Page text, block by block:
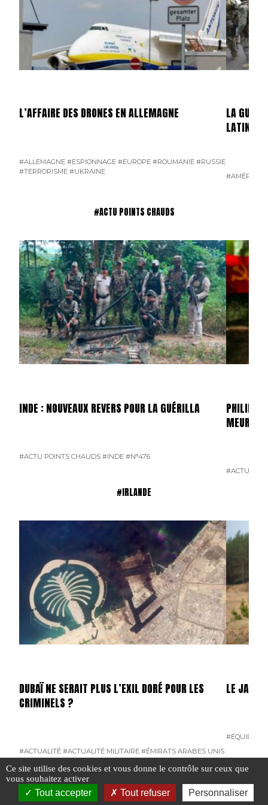
L’AFFAIRE DES DRONES EN ALLEMAGNE
#ALLEMAGNE #ESPIONNAGE #EUROPE #ROUMANIE #RUSSIE
#TERRORISME #UKRAINE
LA
LATINE
#ACTU POINTS CHAUDS
INDE : NOUVEAUX REVERS POUR LA GUÉRILLA
#ACTU POINTS CHAUDS #INDE #N°476
#ACTU
#IRLANDE
DUBAÏ NE SERAIT PLUS L’EXIL DORÉ POUR LES
CRIMINELS ?
#ACTUALITÉ #ACTUALITÉ MILITAIRE #ÉMIRATS ARABES UNIS
LE
#N°461
Ce site utilise des cookies et vous donne le contrôle sur ceux que
vous souhaitez activer
Tout accepter Tout refuser Personnaliser